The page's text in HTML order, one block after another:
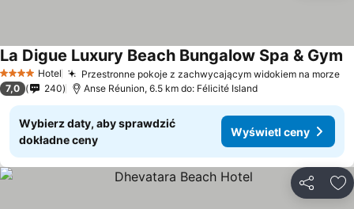
4 KategoriaHotel Przestronne pokoje z zachwycającym widokiem na morze
La Digue Luxury Beach Bungalow Spa & Gym
7,0 240 Anse Réunion, 6.5 km do: Félicité Island
Wybierz daty, aby sprawdzić
dokładne ceny
Wyświetl ceny